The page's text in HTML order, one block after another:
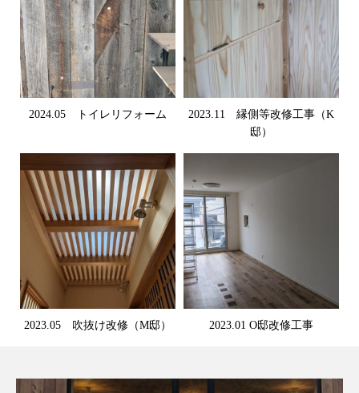
2024.05 トイレリフォーム
2023.11 縁側等改修工事（K
邸）
2023.05 吹抜け改修（M邸） 2023.01 O邸改修工事